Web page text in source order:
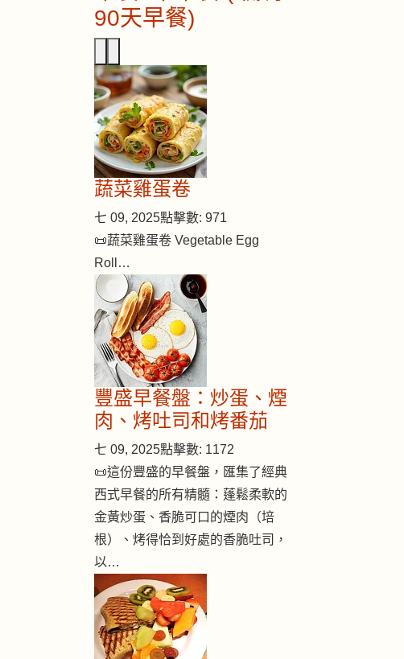
90天早餐)
蔬菜雞蛋卷
七 09, 2025點擊數: 971
📜蔬菜雞蛋卷 Vegetable Egg
Roll…
豐盛早餐盤：炒蛋、煙
肉、烤吐司和烤番茄
七 09, 2025點擊數: 1172
📜這份豐盛的早餐盤，匯集了經典
西式早餐的所有精髓：蓬鬆柔軟的
金黃炒蛋、香脆可口的煙肉（培
根）、烤得恰到好處的香脆吐司，
以…